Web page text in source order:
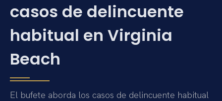
casos de delincuente
habitual en Virginia
Beach
El bufete aborda los casos de delincuente habitual